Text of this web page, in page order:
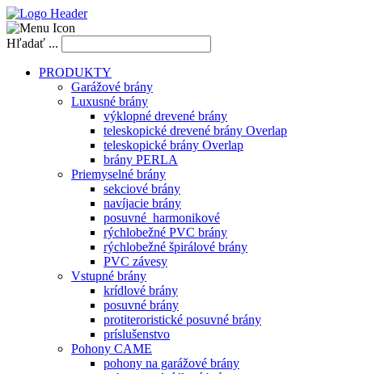
Hľadať ...
PRODUKTY
Garážové brány
Luxusné brány
výklopné drevené brány
teleskopické drevené brány Overlap
teleskopické brány Overlap
brány PERLA
Priemyselné brány
sekciové brány
navíjacie brány
posuvné_harmonikové
rýchlobežné PVC brány
rýchlobežné špirálové brány
PVC závesy
Vstupné brány
krídlové brány
posuvné brány
protiteroristické posuvné brány
príslušenstvo
Pohony CAME
pohony na garážové brány